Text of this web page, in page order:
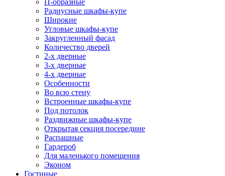
П-образные
Радиусные шкафы-купе
Широкие
Угловые шкафы-купе
Закругленный фасад
Количество дверей
2-х дверные
3-х дверные
4-х дверные
Особенности
Во всю стену
Встроенные шкафы-купе
Под потолок
Раздвижные шкафы-купе
Открытая секция посередине
Распашные
Гардероб
Для маленького помещения
Эконом
Гостиные